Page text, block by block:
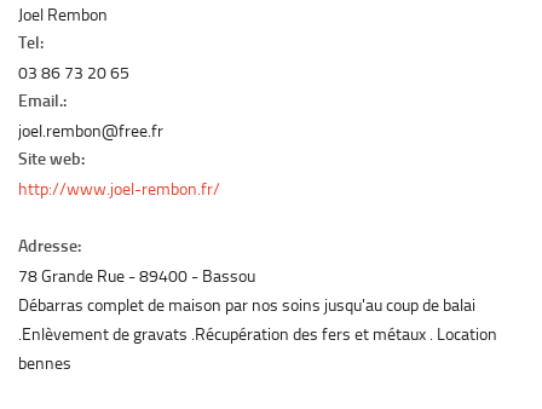
Joel Rembon
Tel:
03 86 73 20 65
Email.:
joel.rembon@free.fr
Site web:
http://www.joel-rembon.fr/
Adresse:
78 Grande Rue 89400
Bassou
Débarras complet de maison par nos soins jusqu'au coup de balai
.Enlèvement de gravats .Récupération des fers et métaux . Location
bennes